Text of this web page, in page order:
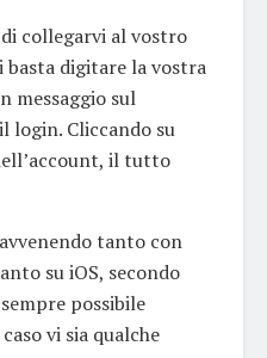
collegarvi al vostro
digitare la vostra
messaggio sul
Cliccando su
il tutto
tanto con
su iOS, secondo
possibile
vi sia qualche